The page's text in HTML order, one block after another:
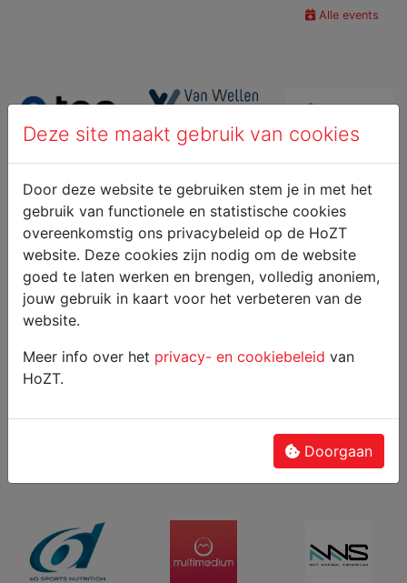
Alle events
Deze site maakt gebruik van cookies
Door deze website te gebruiken stem je in met het
gebruik van functionele en statistische cookies
overeenkomstig ons privacybeleid op de HoZT
website. Deze cookies zijn nodig om de website
goed te laten werken en brengen, volledig anoniem,
jouw gebruik in kaart voor het verbeteren van de
website.
Meer info over het privacy- en cookiebeleid van
HoZT.
Doorgaan